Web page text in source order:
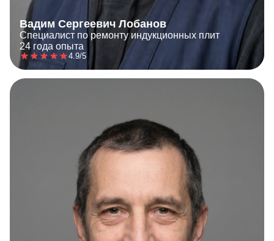
Вадим Сергеевич Лобанов
Специалист по ремонту индукционных плит
24 года опыта
4.9/5